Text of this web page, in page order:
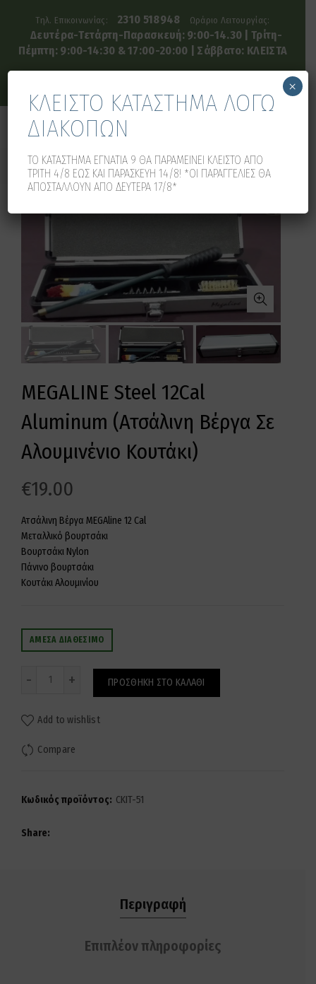
Τηλ. Επικοινωνίας: 2310 518948 Ωράριο Λειτουργίας:
Δευτέρα-Τετάρτη-Παρασκευή: 9:00-14.30 | Τρίτη-
Πέμπτη: 9:00-14:30 & 17:00-20:00 | Σάββατο: ΚΛΕΙΣΤΑ
MEGALINE Steel 12Cal
Aluminum (Ατσάλινη Βέργα Σε
Αλουμινένιο Κουτάκι)
€19.00
Ατσάλινη Βέργα MEGAline 12 Cal
Μεταλλικό βουρτσάκι
Βουρτσάκι Nylon
Πάνινο βουρτσάκι
Κουτάκι Αλουμινίου
ΆΜΕΣΑ ΔΙΑΘΈΣΙΜΟ
ΠΡΟΣΘΉΚΗ ΣΤΟ ΚΑΛΆΘΙ
Add to wishlist
Compare
Κωδικός προϊόντος: CKIT-51
Share
Περιγραφή
Επιπλέον πληροφορίες
ΚΛΕΙΣΤΟ ΚΑΤΑΣΤΗΜΑ ΛΟΓΩ
ΔΙΑΚΟΠΩΝ
ΤΟ ΚΑΤΑΣΤΗΜΑ ΕΓΝΑΤΙΑ 9 ΘΑ ΠΑΡΑΜΕΙΝΕΙ ΚΛΕΙΣΤΟ ΑΠΟ
ΤΡΙΤΗ 4/8 ΕΩΣ ΚΑΙ ΠΑΡΑΣΚΕΥΗ 14/8! *ΟΙ ΠΑΡΑΓΓΕΛΙΕΣ ΘΑ
ΑΠΟΣΤΑΛΛΟΥΝ ΑΠΟ ΔΕΥΤΕΡΑ 17/8*
×